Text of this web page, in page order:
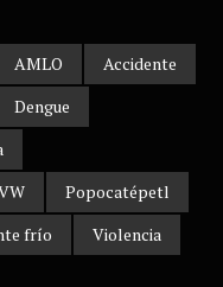
AMLO
Accidente
Dengue
Popocatépetl
frío Violencia